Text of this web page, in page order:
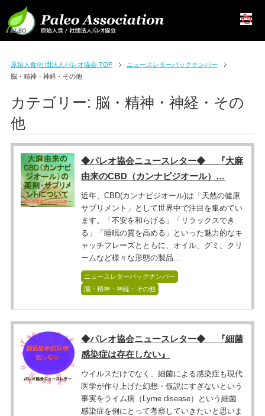
原始人食/社団法人パレオ協会 TOP
ニュースレターバックナンバー
脳・精神・神経・その他
カテゴリー: 脳・精神・神経・その
他
◆パレオ協会ニュースレター◆ 『大麻
由来のCBD（カンナビジオール）…
近年、CBD(カンナビジオール)は「天然の健康
サプリメント」として世界中で注目を集めてい
ます。「不安を和らげる」「リラックスでき
る」「睡眠の質を高める」といった魅力的なキ
ャッチフレーズとともに、オイル、グミ、クリ
ームなど様々な形態の製品...
ニュースレターバックナンバー
脳・精神・神経・その他
◆パレオ協会ニュースレター◆ 『細菌
感染症は存在しない』
ウイルスだけでなく、細菌による感染症も現代
医学が作り上げた幻想・仮説にすぎないという
事実をライム病（Lyme disease）という細菌
感染症を例にとって考察していきたいと思いま